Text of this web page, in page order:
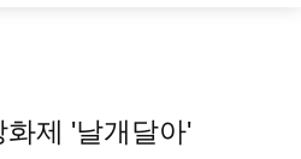
제 '날개달아'